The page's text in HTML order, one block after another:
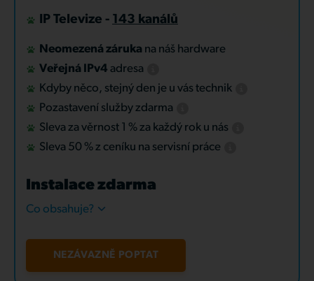
IP Televize - 143 kanálů
Neomezená záruka na náš hardware
Veřejná IPv4 adresa
Kdyby něco, stejný den je u vás technik
Pozastavení služby zdarma
Sleva za věrnost 1 % za každý rok u nás
Sleva 50 % z ceníku na servisní práce
Instalace zdarma
Co obsahuje?
NEZÁVAZNĚ POPTAT